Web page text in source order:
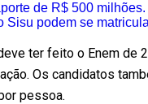
de R$ 500 milhões.
podem se
ter feito o Enem de
Os candidatos
pessoa.